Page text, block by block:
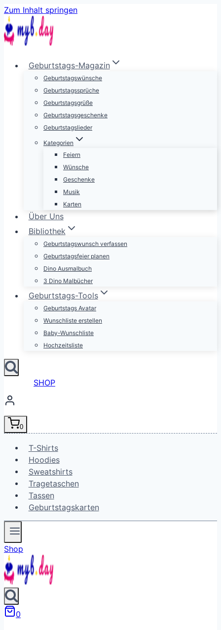
Zum Inhalt springen
Geburtstags-Magazin
Geburtstagswünsche
Geburtstagssprüche
Geburtstagsgrüße
Geburtstagsgeschenke
Geburtstagslieder
Kategorien
Feiern
Wünsche
Geschenke
Musik
Karten
Über Uns
Bibliothek
Geburtstagswunsch verfassen
Geburtstagsfeier planen
Dino Ausmalbuch
3 Dino Malbücher
Geburtstags-Tools
Geburtstags Avatar
Wunschliste erstellen
Baby-Wunschliste
Hochzeitsliste
SHOP
0
T-Shirts
Hoodies
Sweatshirts
Tragetaschen
Tassen
Geburtstagskarten
Shop
0